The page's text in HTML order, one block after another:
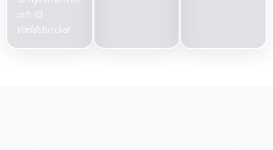
och ID
Världsbricka!